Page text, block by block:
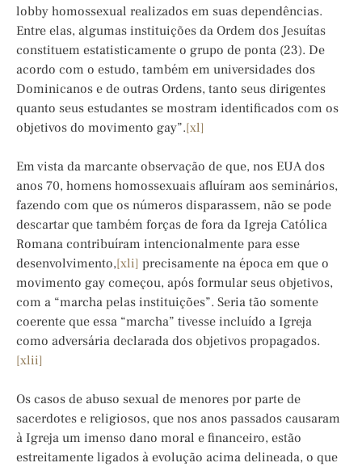
lobby homossexual realizados em suas dependências.
Entre elas, algumas instituições da Ordem dos Jesuítas
constituem estatisticamente o grupo de ponta (23). De
acordo com o estudo, também em universidades dos
Dominicanos e de outras Ordens, tanto seus dirigentes
quanto seus estudantes se mostram identificados com os
objetivos do movimento gay”.[xl]
Em vista da marcante observação de que, nos EUA dos
anos 70, homens homossexuais afluíram aos seminários,
fazendo com que os números disparassem, não se pode
descartar que também forças de fora da Igreja Católica
Romana contribuíram intencionalmente para esse
desenvolvimento,[xli] precisamente na época em que o
movimento gay começou, após formular seus objetivos,
com a “marcha pelas instituições”. Seria tão somente
coerente que essa “marcha” tivesse incluído a Igreja
como adversária declarada dos objetivos propagados.
[xlii]
Os casos de abuso sexual de menores por parte de
sacerdotes e religiosos, que nos anos passados causaram
à Igreja um imenso dano moral e financeiro, estão
estreitamente ligados à evolução acima delineada, o que